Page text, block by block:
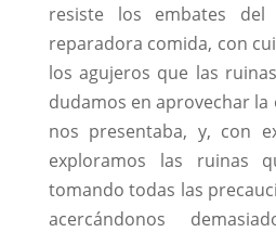
resiste los embates
reparadora comida, con
los agujeros que las
dudamos en aprovechar
nos presentaba, y, con
exploramos las ruinas
tomando todas las
acercándonos